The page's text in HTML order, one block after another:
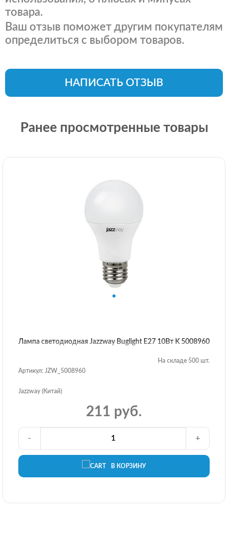
товара.
Ваш отзыв поможет другим покупателям
определиться с выбором товаров.
НАПИСАТЬ ОТЗЫВ
Ранее просмотренные товары
Лампа светодиодная Jazzway Buglight E27 10Вт K 5008960
На складе 500 шт.
Артикул: JZW_5008960
Jazzway (Китай)
211 руб.
В КОРЗИНУ
- +